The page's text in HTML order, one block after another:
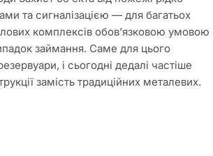
та сигналізацією — для багатьох
комплексів обов’язковою умовою
займання. Саме для цього
і сьогодні дедалі частіше
замість традиційних металевих.